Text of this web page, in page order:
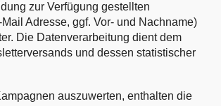
zur Verfügung gestellten
Mail Adresse, ggf. Vor- und Nachname)
Die Datenverarbeitung dient dem
und dessen statistischer
auszuwerten, enthalten die